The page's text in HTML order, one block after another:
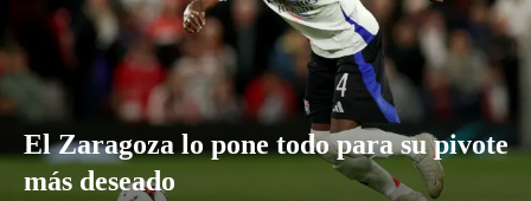
El Zaragoza lo pone todo para su pivote
más deseado